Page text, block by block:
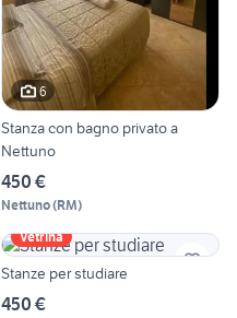
6
Stanza con bagno privato a
Nettuno
450 €
Nettuno(RM)
Vetrina
Stanze per studiare
450 €